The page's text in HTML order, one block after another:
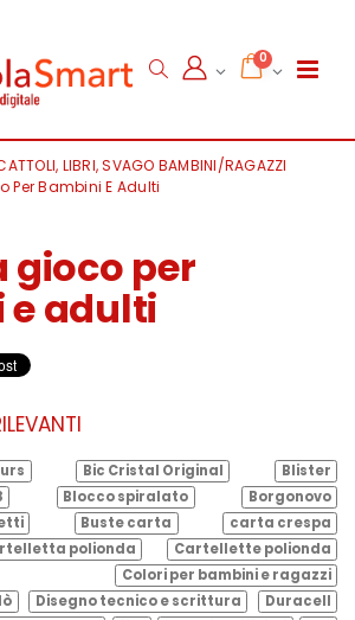
0
LIBRI, SVAGO BAMBINI/RAGAZZI
Per Bambini E Adulti
gioco per
adulti
Bic Cristal Original
Blister
Blocco spiralato
Borgonovo
Buste carta
carta crespa
polionda
Cartellette polionda
Colori per bambini e ragazzi
Disegno tecnico e scrittura
Duracell